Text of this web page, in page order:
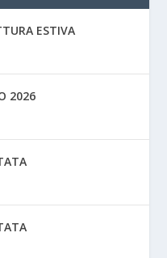
ESTIVA
2026